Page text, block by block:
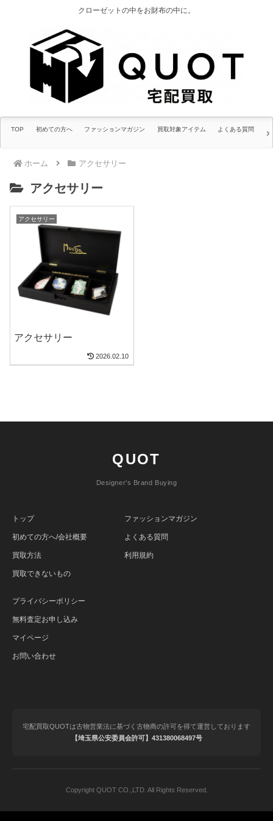
クローゼットの中をお財布の中に。
TOP 初めての方へ ファッションマガジン 買取対象アイテム よくある質問
ホーム アクセサリー
アクセサリー
アクセサリー
アクセサリー
2026.02.10
QUOT
Designer's Brand Buying
トップ
初めての方へ/会社概要
買取方法
買取できないもの
ファッションマガジン
よくある質問
利用規約
プライバシーポリシー
無料査定お申し込み
マイページ
お問い合わせ
宅配買取QUOTは古物営業法に基づく古物商の許可を得て運営しております
【埼玉県公安委員会許可】431380068497号
Copyright QUOT CO.,LTD. All Rights Reserved.